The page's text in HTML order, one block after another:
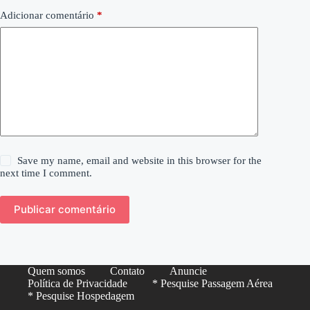
Adicionar comentário *
Save my name, email and website in this browser for the
next time I comment.
Publicar comentário
Quem somos Contato
Anuncie
Política de Privacidade
* Pesquise Passagem Aérea
* Pesquise Hospedagem